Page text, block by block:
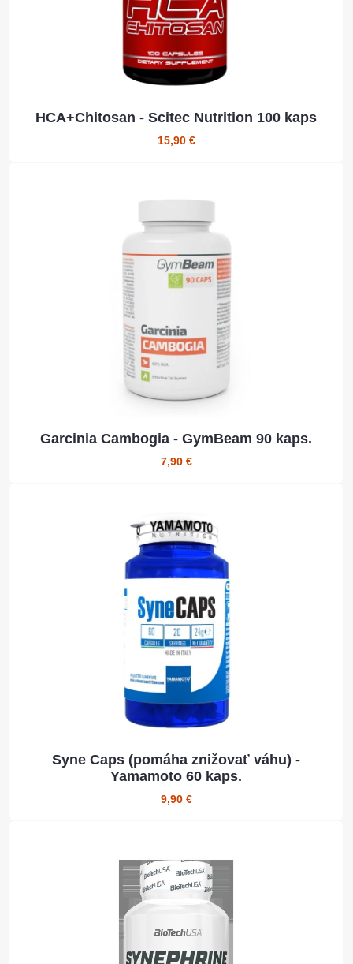
HCA+Chitosan - Scitec Nutrition 100 kaps
15,90 €
Garcinia Cambogia - GymBeam 90 kaps.
7,90 €
Syne Caps (pomáha znižovať váhu) -
Yamamoto 60 kaps.
9,90 €